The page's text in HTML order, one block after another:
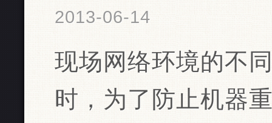
2013-06-14
现场网络环境的不
时，为了防止机器